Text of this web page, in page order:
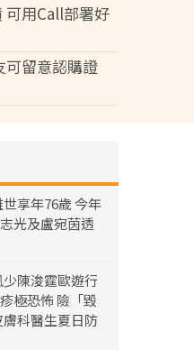
可用Call部署好
可留意認購證
享年76歲 今年
光及盧宛茵透
陳浚霆歐遊行
極恐怖 險「毀
科醫生夏日防